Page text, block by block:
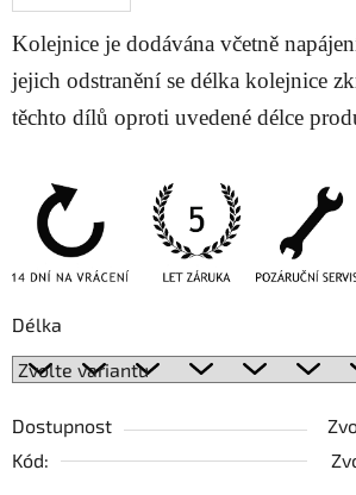
Kolejnice je dodávána včetně
jejich odstranění se délka kolejnice
těchto dílů oproti uvedené délce
Délka
Dostupnost
Kód: